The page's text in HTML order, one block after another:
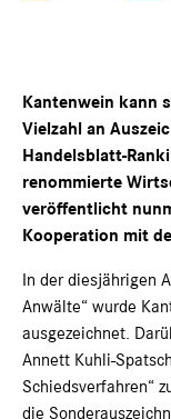
Kantenwein kann
Vielzahl an
Handelsblatt-
renommierte
veröffentlicht
Kooperation mit
In der diesjährigen
Anwälte“ wurde
ausgezeichnet.
Annett Kuhli-
Schiedsverfahren“
die